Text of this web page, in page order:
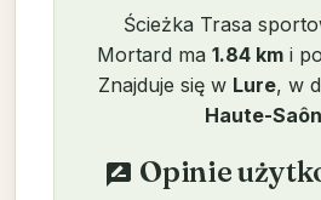
Ścieżka Trasa
Mortard ma 1.84 km i
Znajduje się w Lure, w
Haute-
rate_review Opinie